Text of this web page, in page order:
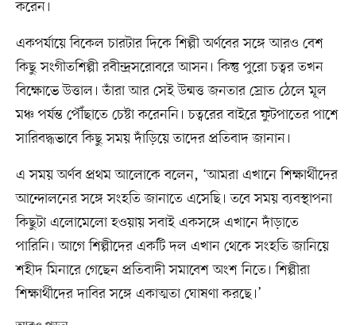
করেন।
একপর্যায়ে বিকেল চারটার দিকে শিল্পী অর্ণবের সঙ্গে আরও বেশ
কিছু সংগীতশিল্পী রবীন্দ্রসরোবরে আসন। কিন্তু পুরো চত্বর তখন
বিক্ষোভে উত্তাল। তাঁরা আর সেই উন্মত্ত জনতার স্রোত ঠেলে মূল
মঞ্চ পর্যন্ত পৌঁছাতে চেষ্টা করেননি। চত্বরের বাইরে ফুটপাতের পাশে
সারিবদ্ধভাবে কিছু সময় দাঁড়িয়ে তাদের প্রতিবাদ জানান।
এ সময় অর্ণব প্রথম আলোকে বলেন, ‘আমরা এখানে শিক্ষার্থীদের
আন্দোলনের সঙ্গে সংহতি জানাতে এসেছি। তবে সময় ব্যবস্থাপনা
কিছুটা এলোমেলো হওয়ায় সবাই একসঙ্গে এখানে দাঁড়াতে
পারিনি। আগে শিল্পীদের একটি দল এখান থেকে সংহতি জানিয়ে
শহীদ মিনারে গেছেন প্রতিবাদী সমাবেশ অংশ নিতে। শিল্পীরা
শিক্ষার্থীদের দাবির সঙ্গে একাত্মতা ঘোষণা করছে।’